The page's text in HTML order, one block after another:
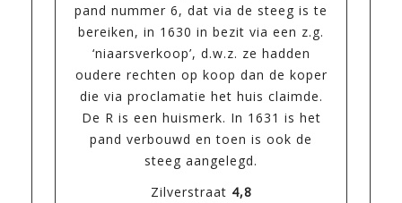
pand nummer 6, dat via de steeg is te
bereiken, in 1630 in bezit via een z.g.
‘niaarsverkoop’, d.w.z. ze hadden
oudere rechten op koop dan de koper
die via proclamatie het huis claimde.
De R is een huismerk. In 1631 is het
pand verbouwd en toen is ook de
steeg aangelegd.
Zilverstraat 4,8